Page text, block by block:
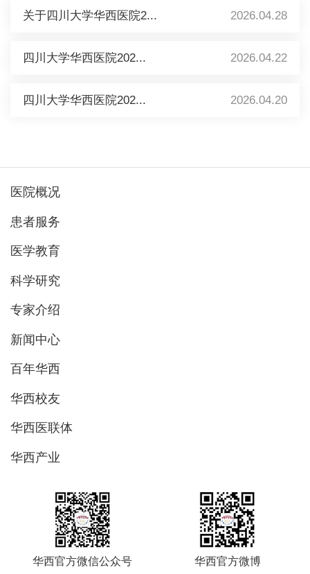
关于四川大学华西医院2... 2026.04.28
四川大学华西医院202... 2026.04.22
四川大学华西医院202... 2026.04.20
医院概况
患者服务
医学教育
科学研究
专家介绍
新闻中心
百年华西
华西校友
华西医联体
华西产业
华西官方微信公众号 华西官方微博